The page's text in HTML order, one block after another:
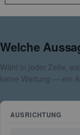
Welche
Wähl in jeder Zeile,
keine Wertung — ein
AUSRICHTUNG